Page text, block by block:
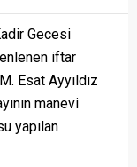
Gecesi
iftar
Esat Ayyıldız
manevi
yapılan